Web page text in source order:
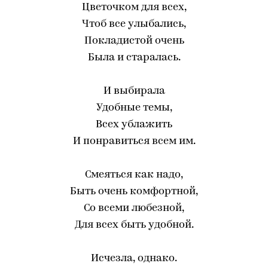
Цветочком для всех,
Чтоб все улыбались,
Покладистой очень
Была и старалась.
И выбирала
Удобные темы,
Всех ублажить
И понравиться всем им.
Смеяться как надо,
Быть очень комфортной,
Со всеми любезной,
Для всех быть удобной.
Исчезла, однако.